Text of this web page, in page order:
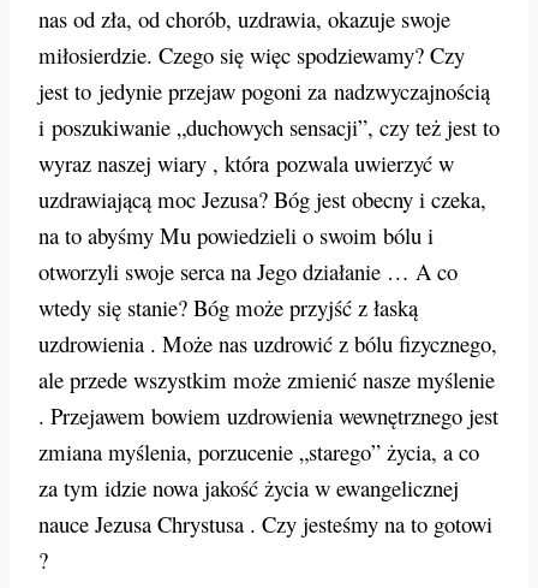
nas od zła, od chorób, uzdrawia, okazuje swoje
miłosierdzie. Czego się więc spodziewamy? Czy
jest to jedynie przejaw pogoni za nadzwyczajnością
i poszukiwanie „duchowych sensacji”, czy też jest to
wyraz naszej wiary , która pozwala uwierzyć w
uzdrawiającą moc Jezusa? Bóg jest obecny i czeka,
na to abyśmy Mu powiedzieli o swoim bólu i
otworzyli swoje serca na Jego działanie … A co
wtedy się stanie? Bóg może przyjść z łaską
uzdrowienia . Może nas uzdrowić z bólu fizycznego,
ale przede wszystkim może zmienić nasze myślenie
. Przejawem bowiem uzdrowienia wewnętrznego jest
zmiana myślenia, porzucenie „starego” życia, a co
za tym idzie nowa jakość życia w ewangelicznej
nauce Jezusa Chrystusa . Czy jesteśmy na to gotowi
?